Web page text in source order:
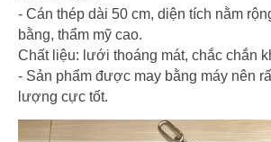
- Cán thép dài 50 cm, diện tích nằm
bằng, thẩm mỹ cao.
Chất liệu: lưới thoáng mát, chắc chắn
- Sản phẩm được may bằng máy nên
lượng cực tốt.